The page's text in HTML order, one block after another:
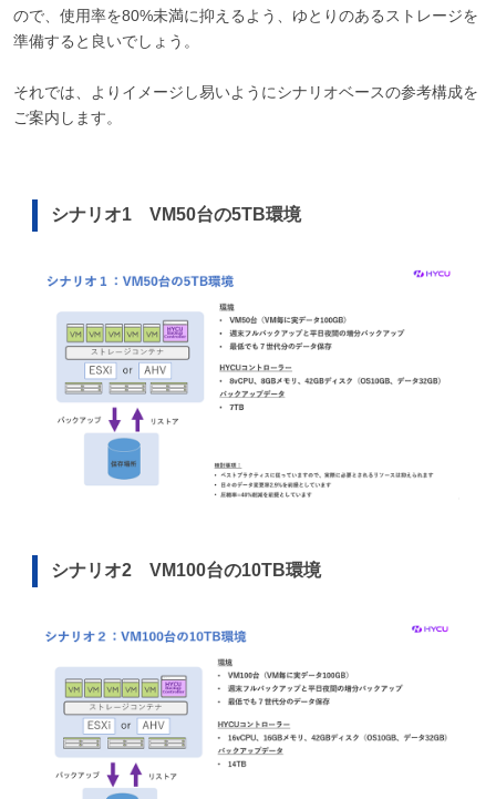
ので、使用率を80%未満に抑えるよう、ゆとりのあるストレージを
準備すると良いでしょう。
それでは、よりイメージし易いようにシナリオベースの参考構成を
ご案内します。
シナリオ1 VM50台の5TB環境
シナリオ2 VM100台の10TB環境